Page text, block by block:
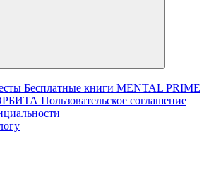
Бесплатные книги MENTAL PRIME
Пользовательское соглашение